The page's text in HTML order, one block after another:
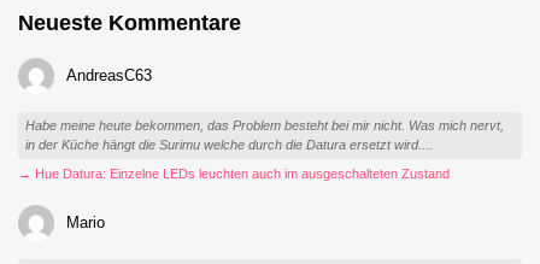
Neueste Kommentare
AndreasC63
Habe meine heute bekommen, das Problem besteht bei mir nicht. Was mich nervt,
in der Küche hängt die Surimu welche durch die Datura ersetzt wird....
→ Hue Datura: Einzelne LEDs leuchten auch im ausgeschalteten Zustand
Mario